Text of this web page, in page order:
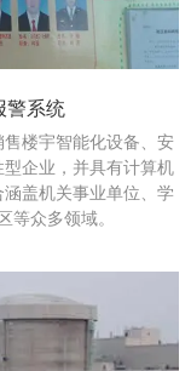
警系统
楼宇智能化设备、安
企业，并具有计算机
盖机关事业单位、学
等众多领域。